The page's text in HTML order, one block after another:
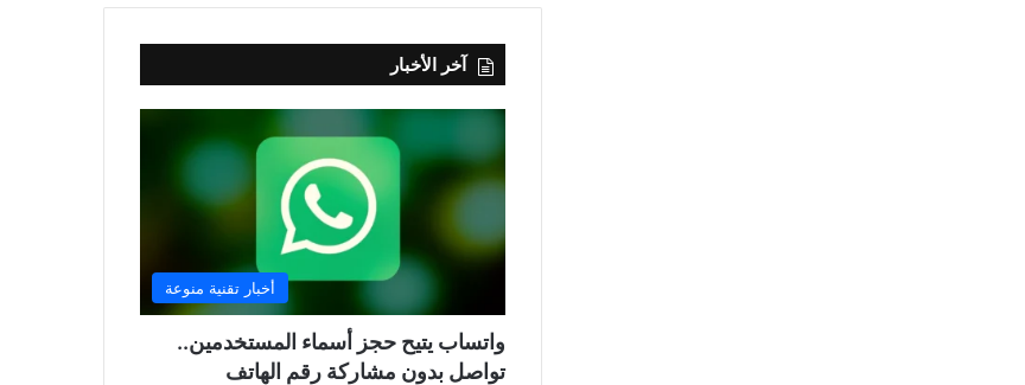
آخر الأخبار
أخبار تقنية منوعة
واتساب يتيح حجز أسماء المستخدمين..
تواصل بدون مشاركة رقم الهاتف